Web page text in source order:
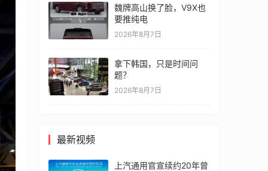
魏牌高山换了脸，V9X也
要推纯电
2026年8月7日
拿下韩国，只是时间问
题？
2026年8月7日
最新视频
上汽通用官宣续约20年曾